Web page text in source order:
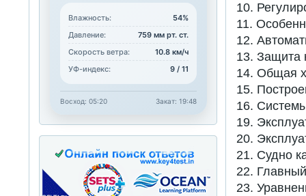
10.
11.
12.
13. Защита
14. Общая
15.
16.
19.
20.
21. Судно
22.
23.
Влажность:
54%
Давление:
759 мм рт. ст.
Скорость ветра:
10.8 км/ч
УФ-индекс:
9 / 11
Восход: 05:20 Закат: 19:48